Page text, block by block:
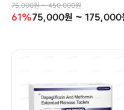
75,000원 ~ 450,000원
61%75,000원 ~ 175,000